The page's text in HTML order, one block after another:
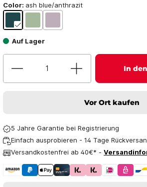
Color: ash blue/anthrazit
Auf Lager
In
Vor Ort kaufen
5 Jahre Garantie bei Registrierung
Einfach ausprobieren - 14 Tage
Versandkostenfrei ab 40€* -